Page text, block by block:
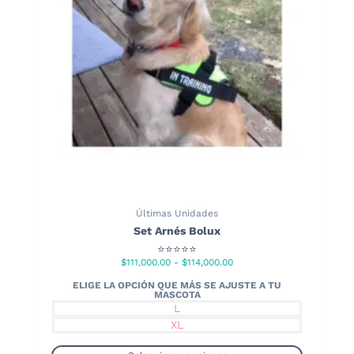
elegir
en
la
página
de
producto
Últimas Unidades
Set Arnés Bolux
⭐⭐⭐⭐⭐
$111,000.00 - $114,000.00Rango
hasta
L
XL